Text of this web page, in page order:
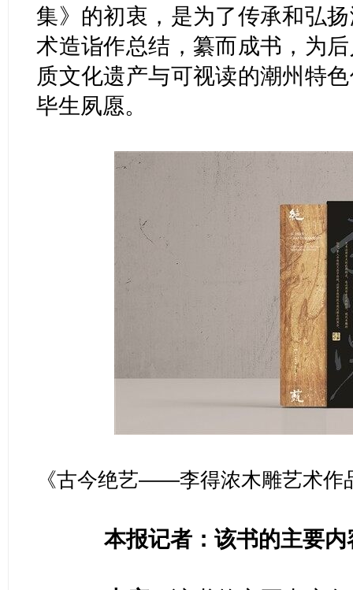
集》的初衷，是为了传承和弘
术造诣作总结，纂而成书，为
质文化遗产与可视读的潮州特
毕生夙愿。
《古今绝艺——李得浓木雕艺术作
本报记者：该书的主要内